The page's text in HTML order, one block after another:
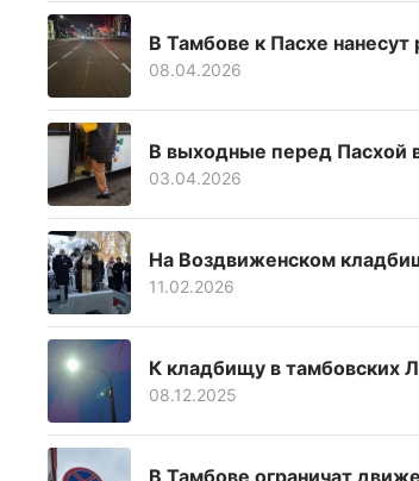
В Тамбове к Пасхе
08.04.2026
В выходные перед Пасхой
03.04.2026
На Воздвиженском
11.02.2026
К кладбищу в тамбовских
08.12.2025